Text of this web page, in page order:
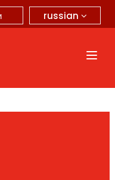
russian